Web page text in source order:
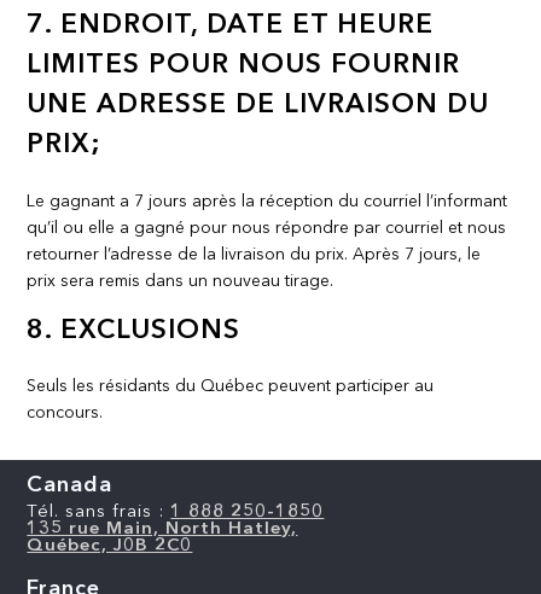
7. ENDROIT, DATE ET HEURE
LIMITES POUR NOUS FOURNIR
UNE ADRESSE DE LIVRAISON DU
PRIX;
Le gagnant a 7 jours après la réception du courriel l’informant
qu’il ou elle a gagné pour nous répondre par courriel et nous
retourner l’adresse de la livraison du prix. Après 7 jours, le
prix sera remis dans un nouveau tirage.
8. EXCLUSIONS
Seuls les résidants du Québec peuvent participer au
concours.
Canada
Tél. sans frais : 1 888 250-1850
135 rue Main, North Hatley,
Québec, J0B 2C0
France